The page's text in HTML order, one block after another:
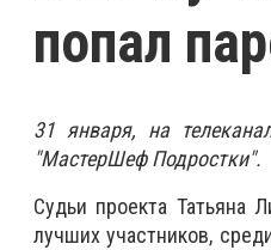
попал
31 января, на
"МастерШеф Подростки".
Cудьи проекта Татьяна
лучших участников,